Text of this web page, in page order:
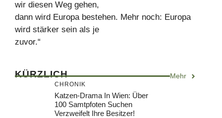
wir diesen Weg gehen,
dann wird Europa bestehen. Mehr noch: Europa
wird stärker sein als je
zuvor.“
KÜRZLICH Mehr
CHRONIK
Katzen-Drama In Wien: Über
100 Samtpfoten Suchen
Verzweifelt Ihre Besitzer!